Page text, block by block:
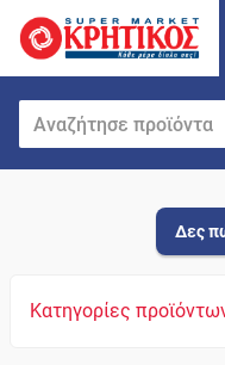
Δες
Κατηγορίες